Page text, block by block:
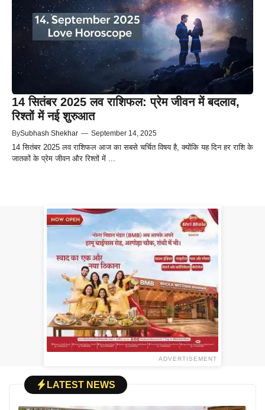
14 सितंबर 2025 लव राशिफल: प्रेम जीवन में बदलाव,
रिश्तों में नई शुरुआत
BySubhash Shekhar — September 14, 2025
14 सितंबर 2025 लव राशिफल आज का सबसे चर्चित विषय है, क्योंकि यह दिन हर राशि के
जातकों के प्रेम जीवन और रिश्तों में ...
ADVERTISEMENT
LATEST NEWS